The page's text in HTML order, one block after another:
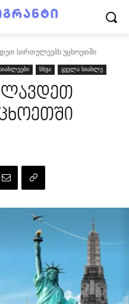
სირთულეებს უცხოეთში
სხვა ყველა სიახლე